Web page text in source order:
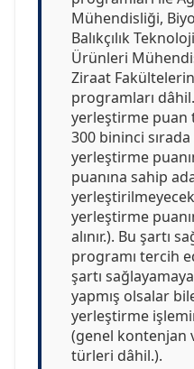
Mühendisliği,
Balıkçılık
Ürünleri
Ziraat
programları
yerleştirme puan
300 bininci sırada
yerleştirme
puanına sahip
yerleştirme
alınır.). Bu şartı
programı tercih
şartı
yapmış olsalar
yerleştirme
(genel kontenjan
türleri dâhil.).